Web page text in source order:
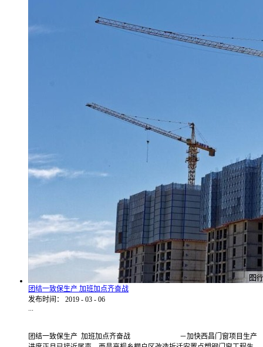
团结一致保生产 加班加点齐奋战
发布时间：
2019 - 03 - 06
...
团结一致保生产 加班加点齐奋战 －加快西昌门窗项目生产